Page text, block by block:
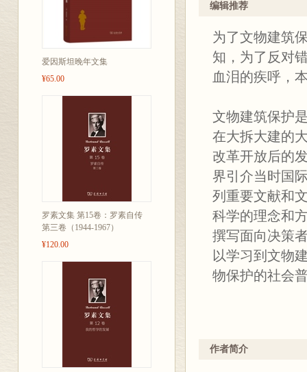
爱因斯坦晚年文集
¥65.00
罗素文集 第15卷：罗素自传
第三卷（1944-1967）
¥120.00
编辑推荐
为了文物建筑
知，为了反对
血泪的疾呼，
文物建筑保护
在大拆大建的
改革开放后的
界引介当时国
列重要文献和
科学的理念和
撰写面向决策
以学习到文物
物保护的社会
作者简介